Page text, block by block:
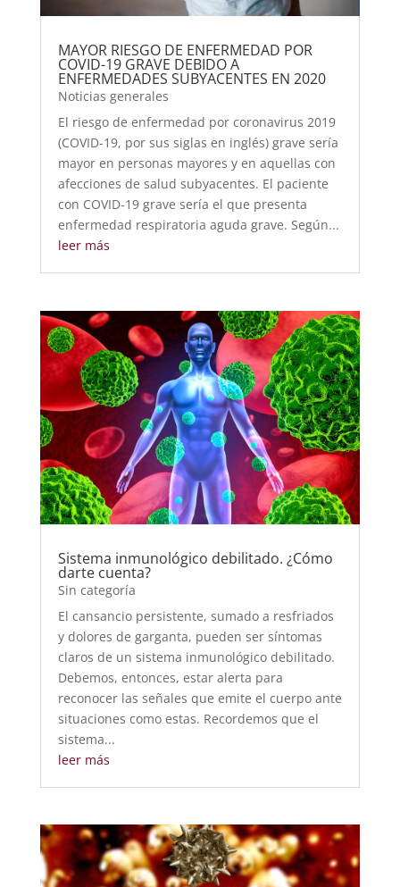
MAYOR RIESGO DE ENFERMEDAD POR
COVID-19 GRAVE DEBIDO A
ENFERMEDADES SUBYACENTES EN 2020
Noticias generales
El riesgo de enfermedad por coronavirus 2019
(COVID-19, por sus siglas en inglés) grave sería
mayor en personas mayores y en aquellas con
afecciones de salud subyacentes. El paciente
con COVID-19 grave sería el que presenta
enfermedad respiratoria aguda grave. Según...
leer más
Sistema inmunológico debilitado. ¿Cómo
darte cuenta?
Sin categoría
El cansancio persistente, sumado a resfriados
y dolores de garganta, pueden ser síntomas
claros de un sistema inmunológico debilitado.
Debemos, entonces, estar alerta para
reconocer las señales que emite el cuerpo ante
situaciones como estas. Recordemos que el
sistema...
leer más